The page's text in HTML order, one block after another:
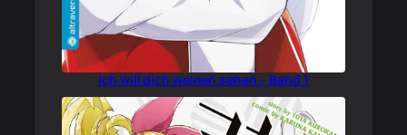
Ich will dich weinen sehen – Band 1